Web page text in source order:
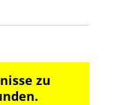
zu